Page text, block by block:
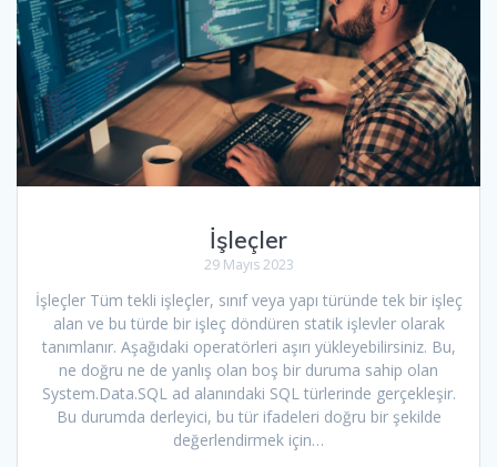
İşleçler
29 Mayıs 2023
İşleçler Tüm tekli işleçler, sınıf veya yapı türünde tek bir işleç
alan ve bu türde bir işleç döndüren statik işlevler olarak
tanımlanır. Aşağıdaki operatörleri aşırı yükleyebilirsiniz. Bu,
ne doğru ne de yanlış olan boş bir duruma sahip olan
System.Data.SQL ad alanındaki SQL türlerinde gerçekleşir.
Bu durumda derleyici, bu tür ifadeleri doğru bir şekilde
değerlendirmek için…